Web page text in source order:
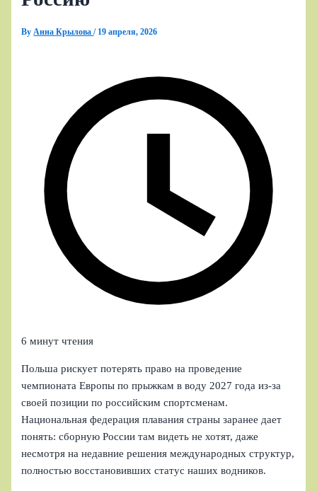
ByАнна Крылова/ 19 апреля, 2026
6 минут чтения
Польша рискует потерять право на проведение
чемпионата Европы по прыжкам в воду 2027 года из‑за
своей позиции по российским спортсменам.
Национальная федерация плавания страны заранее дает
понять: сборную России там видеть не хотят, даже
несмотря на недавние решения международных структур,
полностью восстановивших статус наших водников.